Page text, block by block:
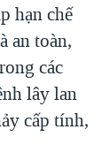
hạn chế
an toàn,
các
lây lan
cấp tính,